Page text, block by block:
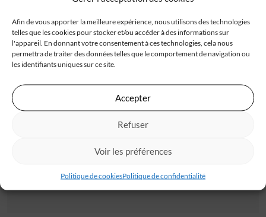
Afin de vous apporter la meilleure expérience, nous utilisons des technologies
telles que les cookies pour stocker et/ou accéder à des informations sur
l'appareil. En donnant votre consentement à ces technologies, cela nous
permettra de traiter des données telles que le comportement de navigation ou
les identifiants uniques sur ce site.
Accepter
Refuser
Voir les préférences
Politique de cookiesPolitique de confidentialité
J'accepte de recevoir les offres d'IGC
Je valide avoir pris connaissance de lapolitique de
confidentialité
l’objet d’un autre traitement que celui mentionné. Conformément à la
traitement de vos données, consultez notrepolitique de confidentialité